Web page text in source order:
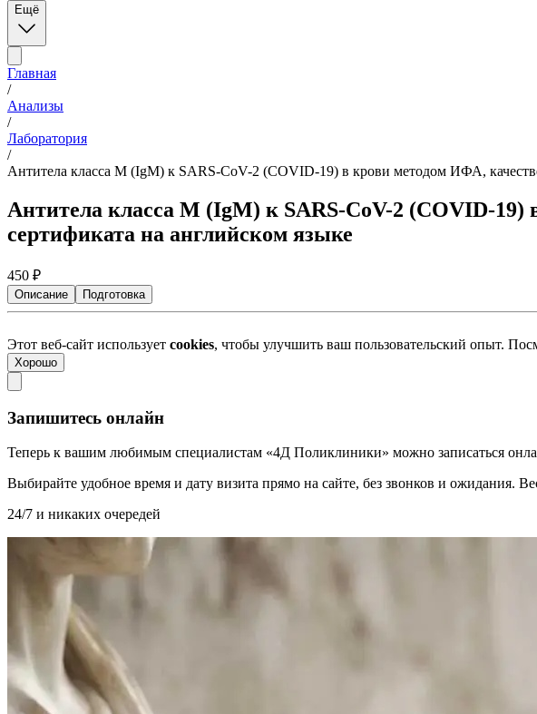
Ещё
Главная
/
Анализы
/
Лаборатория
/
Антитела класса M (IgM) к SARS-CoV-2 (COVID-19) в крови методом ИФА,
Антитела класса M (IgM) к SARS-CoV-2 (COVID-
сертификата на английском языке
450 ₽
Описание Подготовка
Этот веб-сайт использует cookies, чтобы улучшить ваш пользовательский опыт.
Хорошо
Запишитесь онлайн
Теперь к вашим любимым специалистам «4Д Поликлиники» можно записаться
Выбирайте удобное время и дату визита прямо на сайте, без звонков и ожидания.
24/7 и никаких очередей